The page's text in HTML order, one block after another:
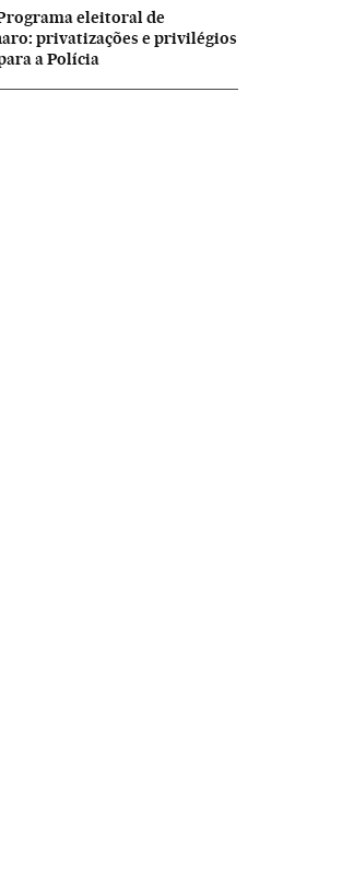
eleitoral de
privatizações e privilégios
a Polícia